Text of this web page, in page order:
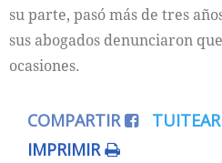
su parte, pasó más de tres
sus abogados denunciaron
ocasiones.
COMPARTIR TUITEAR
IMPRIMIR